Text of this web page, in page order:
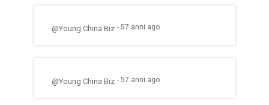
@Young China Biz - 57 anni ago
@Young China Biz - 57 anni ago